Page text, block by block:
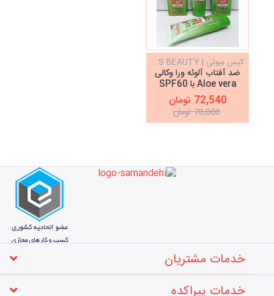
کیس بیوتی | KISS BEAUTY
ضد آفتاب آلوئه ورا وکالی
Aloe vera با SPF60
72,540 تومان
78,000 تومان
خدمات مشتریان
خدمات پیراکده